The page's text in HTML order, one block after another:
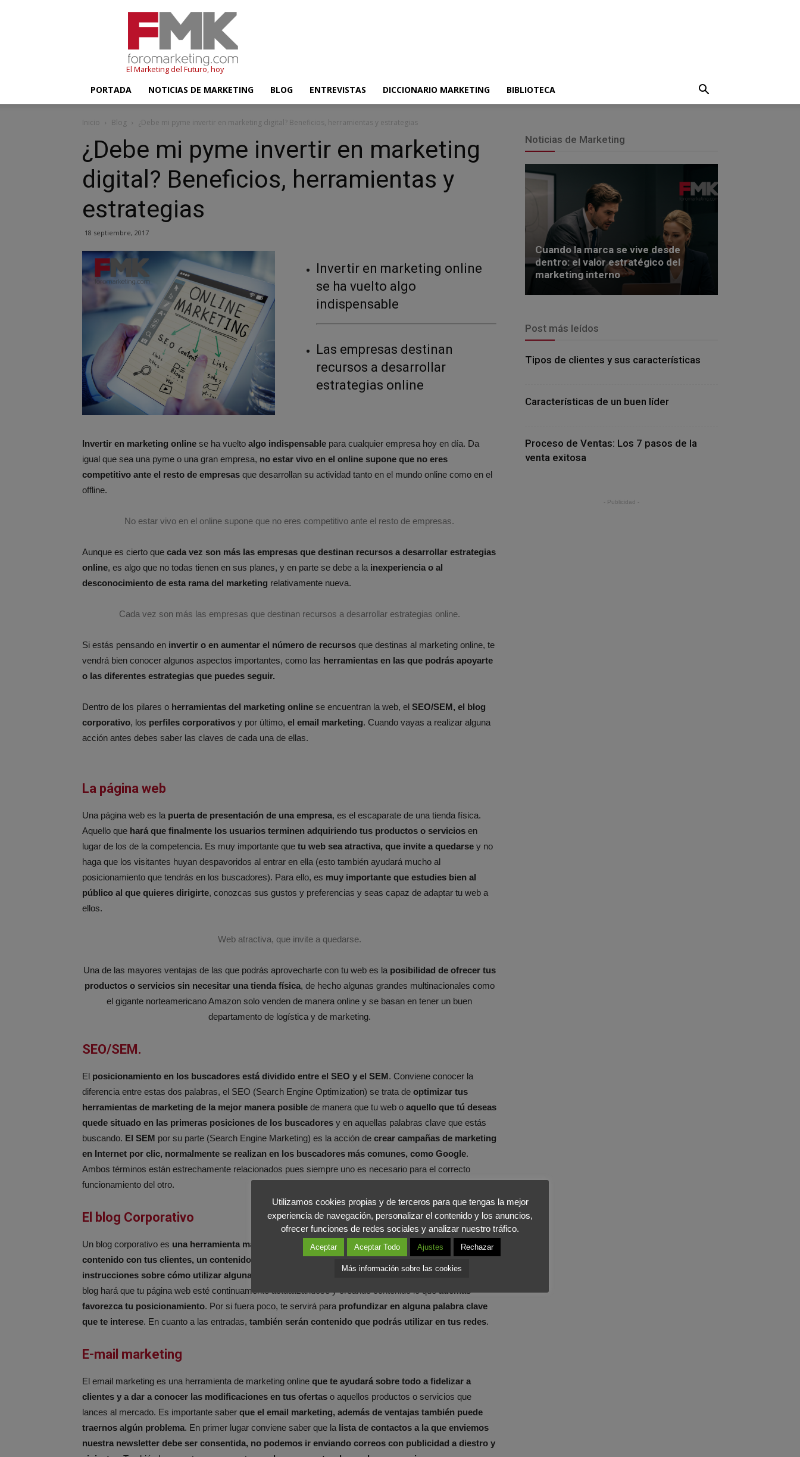
El Marketing del Futuro, hoy
PORTADA NOTICIAS DE MARKETING BLOG ENTREVISTAS DICCIONARIO MARKETING BIBLIOTECA
Inicio Blog ¿Debe mi pyme invertir en marketing digital? Beneficios, herramientas y estrategias
¿Debe mi pyme invertir en marketing
digital? Beneficios, herramientas y
estrategias
18 septiembre, 2017
Invertir en marketing online
se ha vuelto algo
indispensable
Las empresas destinan
recursos a desarrollar
estrategias online
Invertir en marketing online se ha vuelto algo indispensable para cualquier empresa hoy en día. Da
igual que sea una pyme o una gran empresa, no estar vivo en el online supone que no eres
competitivo ante el resto de empresas que desarrollan su actividad tanto en el mundo online como en el
offline.
No estar vivo en el online supone que no eres competitivo ante el resto de empresas.
Aunque es cierto que cada vez son más las empresas que destinan recursos a desarrollar estrategias
online, es algo que no todas tienen en sus planes, y en parte se debe a la inexperiencia o al
desconocimiento de esta rama del marketing relativamente nueva.
Cada vez son más las empresas que destinan recursos a desarrollar estrategias online.
Si estás pensando en invertir o en aumentar el número de recursos que destinas al marketing online, te
vendrá bien conocer algunos aspectos importantes, como las herramientas en las que podrás apoyarte
o las diferentes estrategias que puedes seguir.
Dentro de los pilares o herramientas del marketing online se encuentran la web, el SEO/SEM, el blog
corporativo, los perfiles corporativos y por último, el email marketing. Cuando vayas a realizar alguna
acción antes debes saber las claves de cada una de ellas.
La página web
Una página web es la puerta de presentación de una empresa, es el escaparate de una tienda física.
Aquello que hará que finalmente los usuarios terminen adquiriendo tus productos o servicios en
lugar de los de la competencia. Es muy importante que tu web sea atractiva, que invite a quedarse y no
haga que los visitantes huyan despavoridos al entrar en ella (esto también ayudará mucho al
posicionamiento que tendrás en los buscadores). Para ello, es muy importante que estudies bien al
público al que quieres dirigirte, conozcas sus gustos y preferencias y seas capaz de adaptar tu web a
ellos.
Web atractiva, que invite a quedarse.
Una de las mayores ventajas de las que podrás aprovecharte con tu web es la posibilidad de ofrecer tus
productos o servicios sin necesitar una tienda física, de hecho algunas grandes multinacionales como
el gigante norteamericano Amazon solo venden de manera online y se basan en tener un buen
departamento de logística y de marketing.
SEO/SEM.
El posicionamiento en los buscadores está dividido entre el SEO y el SEM. Conviene conocer la
diferencia entre estas dos palabras, el SEO (Search Engine Optimization) se trata de optimizar tus
herramientas de marketing de la mejor manera posible de manera que tu web o aquello que tú deseas
quede situado en las primeras posiciones de los buscadores y en aquellas palabras clave que estás
buscando. El SEM por su parte (Search Engine Marketing) es la acción de crear campañas de marketing
en Internet por clic, normalmente se realizan en los buscadores más comunes, como Google.
Ambos términos están estrechamente relacionados pues siempre uno es necesario para el correcto
funcionamiento del otro.
El blog Corporativo
Un blog corporativo es una herramienta más importante de lo que parece a priori . En élcompartirás
contenido con tus clientes, un contenido que puede ser de utilidad para ellos, por ejemplo
instrucciones sobre cómo utilizar alguna funcionalidad de tu producto
blog hará que tu página web esté continuamente actualizándose y creando contenido lo queademás
favorezca tu posicionamiento. Por si fuera poco, te servirá para profundizar en alguna palabra clave
que te interese. En cuanto a las entradas, también serán contenido que podrás utilizar en tus redes.
E-mail marketing
El email marketing es una herramienta de marketing online que te ayudará sobre todo a fidelizar a
clientes y a dar a conocer las modificaciones en tus ofertas o aquellos productos o servicios que
lances al mercado. Es importante saber que el email marketing, además de ventajas también puede
traernos algún problema. En primer lugar conviene saber que la lista de contactos a la que enviemos
nuestra newsletter debe ser consentida, no podemos ir enviando correos con publicidad a diestro y
Noticias de Marketing
Cuando la marca se vive desde
dentro: el valor estratégico del
marketing interno
Post más leídos
Tipos de clientes y sus características
Características de un buen líder
Proceso de Ventas: Los 7 pasos de la
venta exitosa
- Publicidad -
Utilizamos cookies propias y de terceros para que tengas la mejor
experiencia de navegación, personalizar el contenido y los anuncios,
ofrecer funciones de redes sociales y analizar nuestro tráfico.
Aceptar Aceptar Todo Ajustes Rechazar
Más información sobre las cookies